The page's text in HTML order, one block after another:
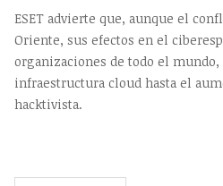
ESET advierte que, aunque el
Oriente, sus efectos en el
organizaciones de todo el mundo,
infraestructura cloud hasta el
hacktivista.